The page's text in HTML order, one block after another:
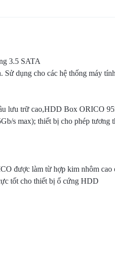
3.5 SATA
Sử dụng cho các hệ thống máy
lưu trữ cao,HDD Box ORICO
s max); thiết bị cho phép
làm từ hợp kim nhôm cao
tốt cho thiết bị ổ cứng HDD